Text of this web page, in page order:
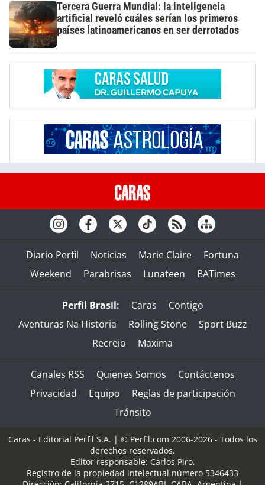
Tercera Guerra Mundial: la inteligencia
artificial reveló cuáles serían los primeros
países latinoamericanos en ser derrotados
Diario Perfil Noticias Marie Claire
Fortuna
Weekend
Parabrisas Lunateen BATimes
Perfil Brasil: Caras
Contigo
Aventuras Na Historia
Rolling Stone
Sport Buzz
Recreio
Maxima
Canales RSS Quienes Somos
Contáctenos
Privacidad
Equipo
Reglas de participación
Tránsito
Caras - Editorial Perfil S.A. | © Perfil.com 2006-2026 - Todos los
derechos reservados.
Editor responsable: Carlos Piro.
Registro de la propiedad intelectual número 5346433